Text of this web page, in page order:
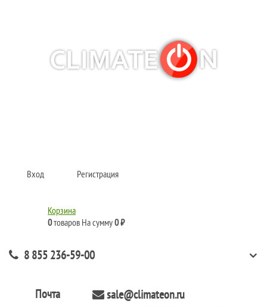
Вход Регистрация
Корзина
0товаров На сумму0 ₽
8 855 236-59-00
Почта sale@climateon.ru